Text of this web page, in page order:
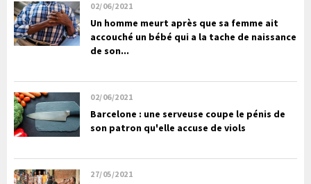
02/06/2021
Un homme meurt après que sa femme ait
accouché un bébé qui a la tache de naissance
de son...
02/06/2021
Barcelone : une serveuse coupe le pénis de
son patron qu'elle accuse de viols
27/05/2021